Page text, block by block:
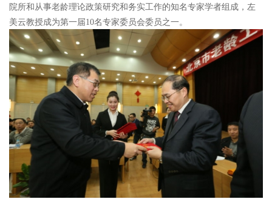
院所和从事老龄理论政策研究和务实工作的知名专家学者组成， 左
美云教授成为第一届10名专家委员会委员之一。